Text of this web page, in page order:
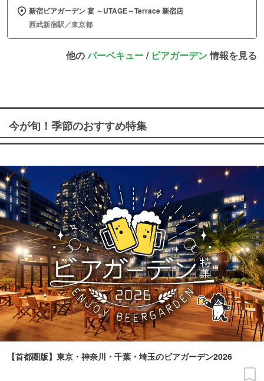
新宿ビアガーデン 宴 ～UTAGE～Terrace 新宿店
西武新宿駅／東京都
他のバーベキュー/ ビアガーデン情報を見る
今が旬！季節のおすすめ特集
【首都圏版】東京・神奈川・千葉・埼玉のビアガーデン2026